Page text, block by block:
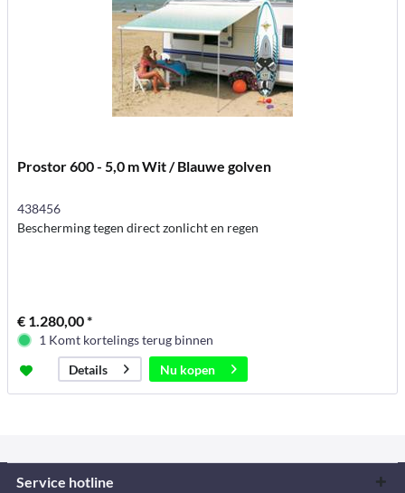
Prostor 600 - 5,0 m Wit / Blauwe golven
438456
Bescherming tegen direct zonlicht en regen
€ 1.280,00 *
1 Komt kortelings terug binnen
Details
Nu kopen
Service hotline